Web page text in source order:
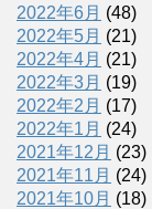
2022年6月 (48)
2022年5月 (21)
2022年4月 (21)
2022年3月 (19)
2022年2月 (17)
2022年1月 (24)
2021年12月 (23)
2021年11月 (24)
2021年10月 (18)